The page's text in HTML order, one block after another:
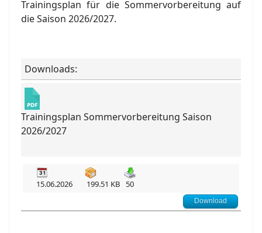
Trainingsplan für die Sommervorbereitung auf
die Saison 2026/2027.
Downloads:
Trainingsplan Sommervorbereitung Saison
2026/2027
15.06.2026 199.51 KB 50
Download